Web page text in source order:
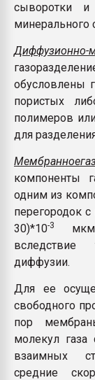
сыворотки
минерального
обусловлены
пористых
полимеров
для
компоненты
одним из
перегородок
30)*10-3
мкм
вследствие
диффузии.
Для ее
свободного
пор
молекул газа
взаимных
средние